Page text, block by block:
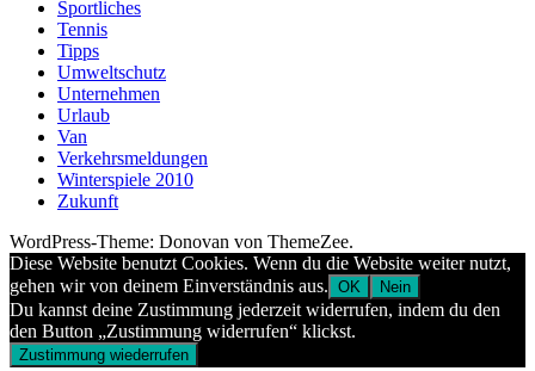
Sportliches
Tennis
Tipps
Umweltschutz
Unternehmen
Urlaub
Van
Verkehrsmeldungen
Winterspiele 2010
Zukunft
WordPress-Theme: Donovan von ThemeZee.
Diese Website benutzt Cookies. Wenn du die Website weiter nutzt,
gehen wir von deinem Einverständnis aus. OK Nein
Du kannst deine Zustimmung jederzeit widerrufen, indem du den
den Button „Zustimmung widerrufen“ klickst.
Zustimmung wiederrufen